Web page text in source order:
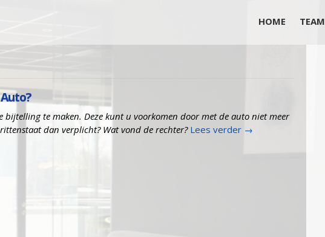
HOME TEAM
te maken. Deze kunt u voorkomen door met de auto niet meer
dan verplicht? Wat vond de rechter? Lees verder →